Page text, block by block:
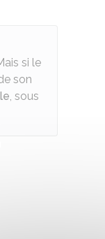
si le
son
, sous